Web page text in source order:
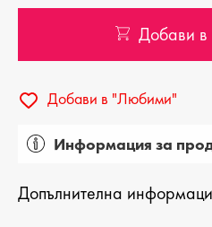
Добави в
Добави в "Любими"
Информация за
Вид на продукта:
Допълнителна